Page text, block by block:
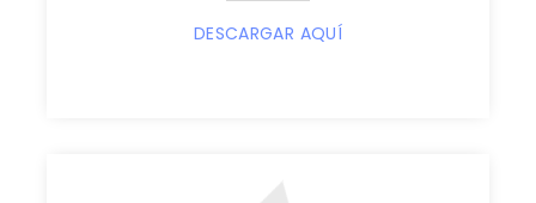
DESCARGAR AQUÍ